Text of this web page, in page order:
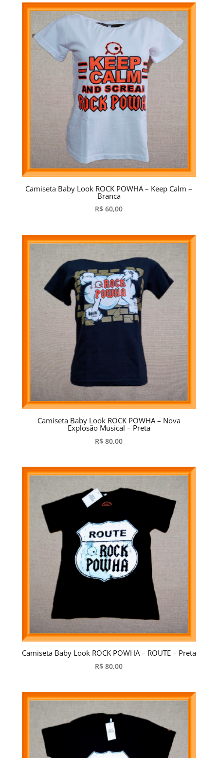
Camiseta Baby Look ROCK POWHA – Keep Calm –
Branca
R$ 60,00
Camiseta Baby Look ROCK POWHA – Nova
Explosão Musical – Preta
R$ 80,00
Camiseta Baby Look ROCK POWHA – ROUTE – Preta
R$ 80,00